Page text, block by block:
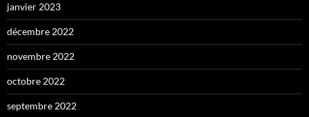
janvier 2023
décembre 2022
novembre 2022
octobre 2022
septembre 2022